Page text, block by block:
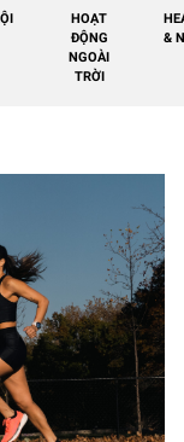
HOẠT
ĐỘNG
NGOÀI
TRỜI
&